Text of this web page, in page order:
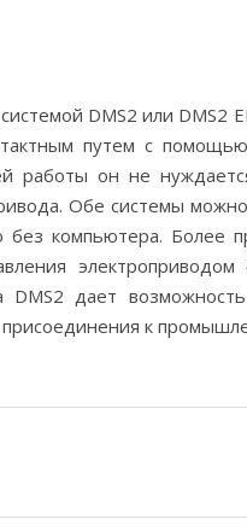
DMS2 или
путем с
работы он не
Обе системы
компьютера. Более
дает
к